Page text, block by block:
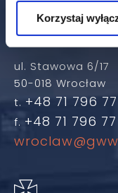
Korzystaj
Wrocław
ul. Stawowa 6/17
50-018 Wrocław
t. +48 71 796
f. +48 71 796